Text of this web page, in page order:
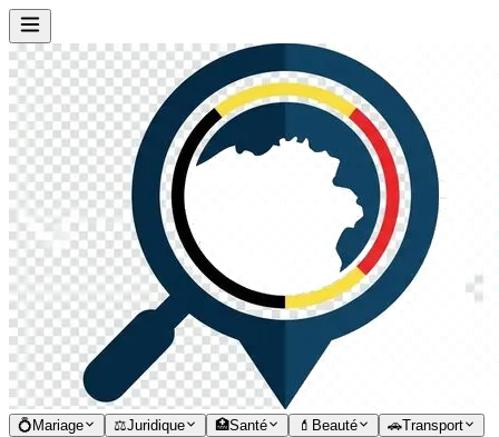
💍 Mariage ⚖️Juridique 🏥Santé 💄 Beauté 🚗Transport